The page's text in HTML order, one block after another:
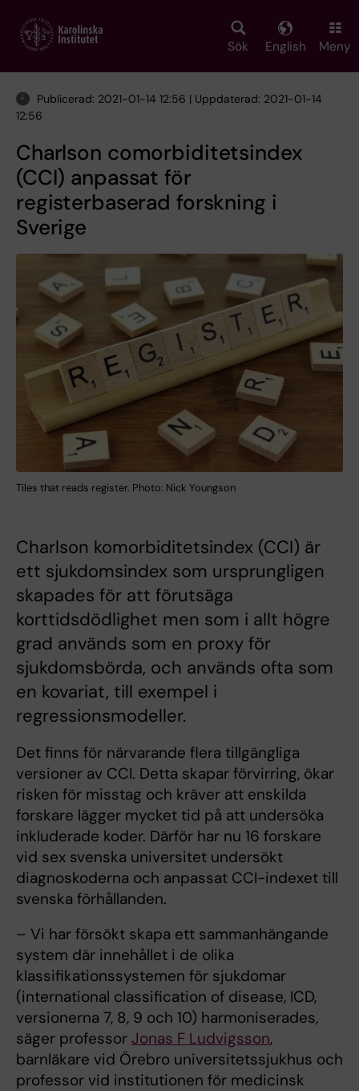
main
Sök English Meny
Publicerad: 2021-01-14 12:56 | Uppdaterad: 2021-01-14
12:56
Charlson comorbiditetsindex
(CCI) anpassat för
registerbaserad forskning i
Sverige
Tiles that reads register. Photo: Nick Youngson
Charlson komorbiditetsindex (CCI) är
ett sjukdomsindex som ursprungligen
skapades för att förutsäga
korttidsdödlighet men som i allt högre
grad används som en proxy för
sjukdomsbörda, och används ofta som
en kovariat, till exempel i
regressionsmodeller.
Det finns för närvarande flera tillgängliga
versioner av CCI. Detta skapar förvirring, ökar
risken för misstag och kräver att enskilda
forskare lägger mycket tid på att undersöka
inkluderade koder. Därför har nu 16 forskare
vid sex svenska universitet undersökt
diagnoskoderna och anpassat CCI-indexet till
svenska förhållanden.
– Vi har försökt skapa ett sammanhängande
system där innehållet i de olika
klassifikationssystemen för sjukdomar
(international classification of disease, ICD,
versionerna 7, 8, 9 och 10) harmoniserades,
säger professor Jonas F Ludvigsson,
barnläkare vid Örebro universitetssjukhus och
professor vid institutionen för medicinsk